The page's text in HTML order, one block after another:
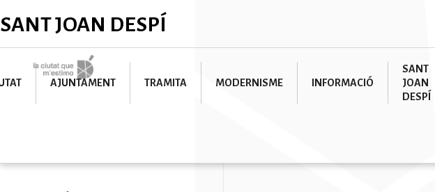
al
SANT JOAN DESPÍ
Imatge
AJUNTAMENT TRAMITA MODERNISME INFORMACIÓ
SANT
JOAN
DESPÍ